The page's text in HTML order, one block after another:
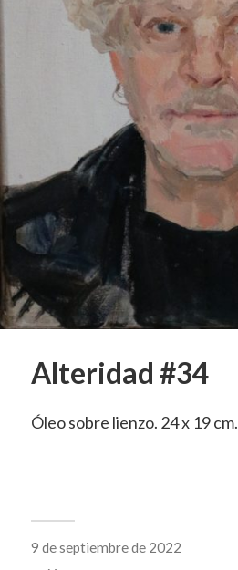
Alteridad #34
Óleo sobre lienzo. 24 x 19 cm.
9 de septiembre de 2022